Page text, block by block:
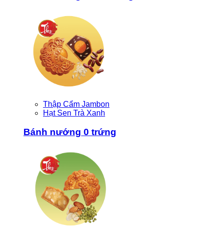
Thập Cẩm Jambon
Hạt Sen Trà Xanh
Bánh nướng 0 trứng